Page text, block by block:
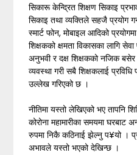
सिकारू केन्द्रित शिक्षण सिकाइ
सिकाइ तथा व्यक्तिले सहजै प्रयोग
स्मार्ट फोन, मोबाइल आदिको
शिक्षकको क्षमता विकासका लागि
अनुभवी र दक्ष शिक्षकको नजिक बसेर
व्यवस्था गरी सबै शिक्षकलाई प्रविधि
उल्लेख गरिएको छ ।
नीतिमा यस्तो लेखिएको भए तापनि
कोरोना महामारीका समयमा घरबाट
रुपमा निकै कठिनाई झेल्नु प¥यो ।
अभावले यस्तो भएको देखिन्छ ।